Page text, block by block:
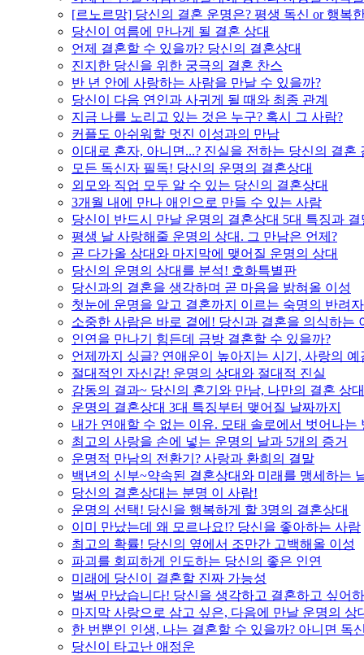
[르노르망] 당신의 결혼 운명은? 평생 독신 or 행복
당신이 여름에 만나게 될 결혼 상대
언제 결혼할 수 있을까? 당신의 결혼상대
진지한 당신을 위한 궁극의 결혼 찬스
반 년 안에 사랑하는 사람을 만날 수 있을까?
당신이 다음 연인과 사귀게 될 때와 최종 관계
지금 나를 노리고 있는 것은 누구? 혹시 그 사람?
커플도 아쉬워할 멋진 이성과의 만남
이대로 혼자, 아니면...? 진실을 전하는 당신의 결혼
모든 독신자 필독! 당신의 운명의 결혼상대
외모와 직업 모두 알 수 있는 당신의 결혼상대
3개월 내에 만나 애인으로 만들 수 있는 사람
당신이 반드시 만날 운명의 결혼상대 5대 특징과 결
평생 날 사랑해줄 운명의 상대. 그 만남은 언제?
곧 다가올 상대와 마지막에 맺어질 운명의 상대
당신의 운명의 상대를 분석! 호화특별판
당신과의 결혼을 생각하며 곧 마음을 밝혀올 이성
첫눈에 운명을 알고 결혼까지 이르는 숙명의 반려자
소중한 사람은 바로 곁에! 당신과 결혼을 의식하는
인연을 만나기 힘든데 금방 결혼할 수 있을까?
언제까지 싱글? 연애운이 높아지는 시기, 사랑의 예
절대적인 자신감! 운명의 상대와 절대적 진실
감동의 결과~ 당신의 혼기와 만남, 나만의 결혼 상대
운명의 결혼상대 3대 특징부터 맺어질 날짜까지
내가 연애할 수 없는 이유. 모태 솔로에서 벗어나는
최고의 사랑을 손에 넣는 운명의 날과 5개의 증거
운명적 만남의 전환기? 사랑과 환희의 결말
백년의 신부~약속된 결혼상대와 미래를 맹세하는
당신의 결혼상대는 분명 이 사람!
운명의 선택! 당신을 행복하게 할 3명의 결혼상대
이미 만났는데 왜 모르나요!? 당신을 좋아하는 사람
최고의 확률! 당신의 옆에서 조만간 고백해올 이성
파괴를 회피하게 인도하는 당신의 좋은 인연
미래에 당신이 결혼할 진짜 가능성
벌써 만났습니다! 당신을 생각하고 결혼하고 싶어
마지막 사랑으로 삼고 싶은, 다음에 만날 운명의 상
한 번뿐인 인생, 나는 결혼할 수 있을까? 아니면 독
당신이 타고난 애정운